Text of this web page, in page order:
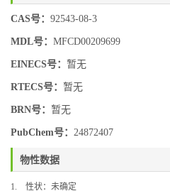
CAS号： 92543-08-3
MDL号： MFCD00209699
EINECS号： 暂无
RTECS号： 暂无
BRN号： 暂无
PubChem号： 24872407
物性数据
1. 性状： 未确定